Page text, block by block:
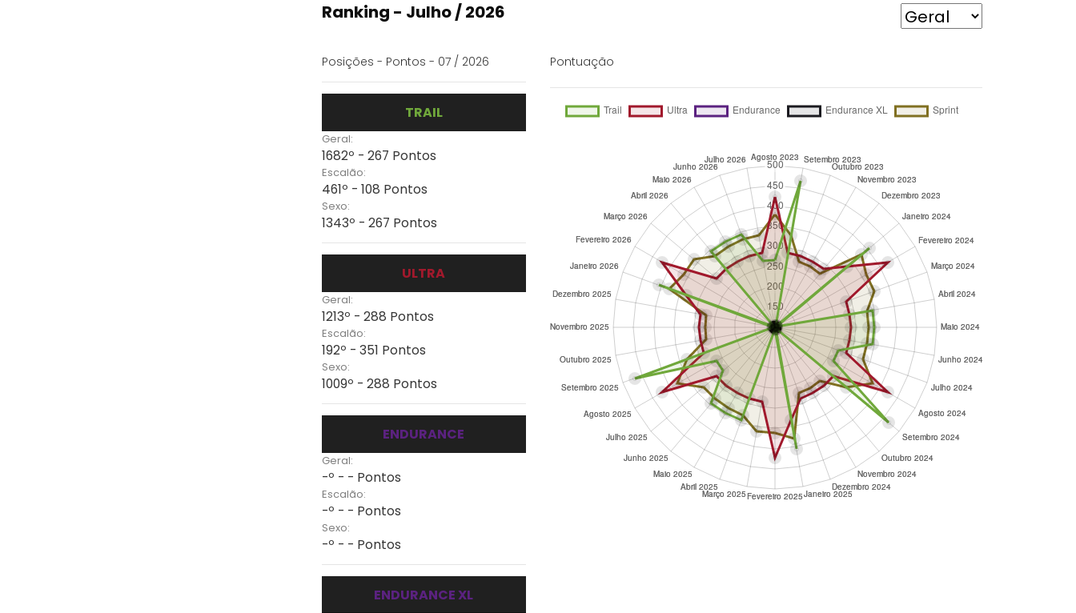
Ranking - Julho / 2026
Posições - Pontos - 07 / 2026
TRAIL
Geral:
1682º - 267 Pontos
Escalão:
461º - 108 Pontos
Sexo:
1343º - 267 Pontos
ULTRA
Geral:
1213º - 288 Pontos
Escalão:
192º - 351 Pontos
Sexo:
1009º - 288 Pontos
ENDURANCE
Geral:
-º - - Pontos
Escalão:
-º - - Pontos
Sexo:
-º - - Pontos
ENDURANCE XL
Pontuação